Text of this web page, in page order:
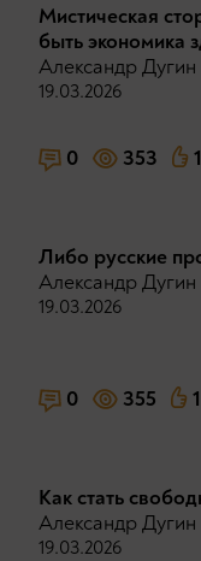
Мистическая
быть экономика
Александр Дугин
19.03.2026
0 353 1
Либо русские
Александр Дугин
19.03.2026
0 355 1
Как стать
Александр Дугин
19.03.2026